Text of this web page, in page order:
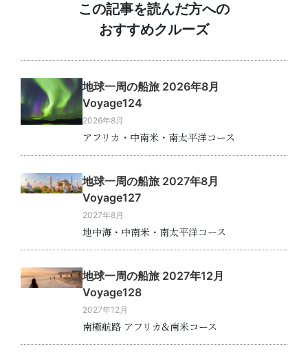
この記事を読んだ方への
おすすめクルーズ
地球一周の船旅 2026年8月
Voyage124
2026年8月
アフリカ・中南米・南太平洋コース
地球一周の船旅 2027年8月
Voyage127
2027年8月
地中海・中南米・南太平洋コース
地球一周の船旅 2027年12月
Voyage128
2027年12月
南極航路 アフリカ&南米コース